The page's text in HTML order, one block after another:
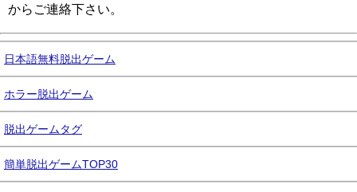
からご連絡下さい。
日本語無料脱出ゲーム
ホラー脱出ゲーム
脱出ゲームタグ
簡単脱出ゲームTOP30